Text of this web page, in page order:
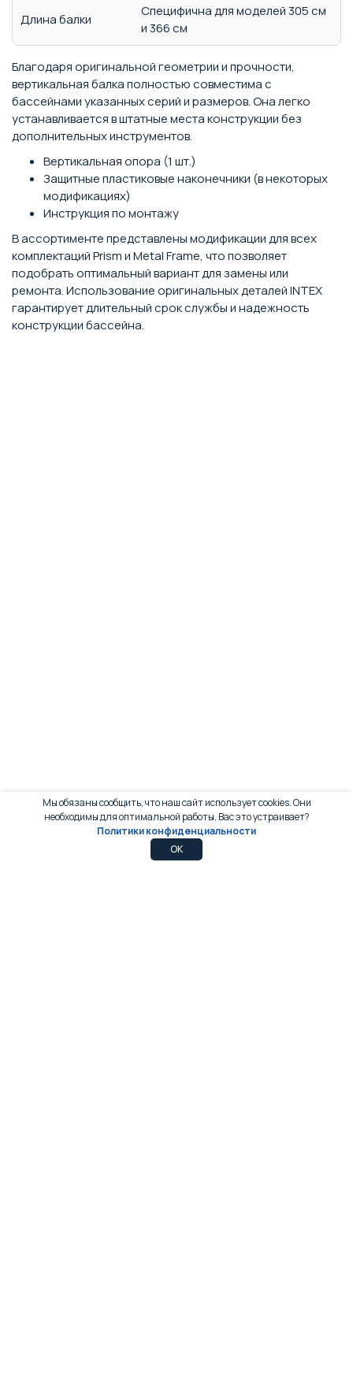
Длина балки
Специфична для моделей 305 см
и 366 см
Благодаря оригинальной геометрии и прочности,
вертикальная балка полностью совместима с
бассейнами указанных серий и размеров. Она легко
устанавливается в штатные места конструкции без
дополнительных инструментов.
Вертикальная опора (1 шт.)
Защитные пластиковые наконечники (в некоторых
модификациях)
Инструкция по монтажу
В ассортименте представлены модификации для всех
комплектаций Prism и Metal Frame, что позволяет
подобрать оптимальный вариант для замены или
ремонта. Использование оригинальных деталей INTEX
гарантирует длительный срок службы и надежность
конструкции бассейна.
Мы обязаны сообщить, что наш сайт использует cookies. Они
необходимы для оптимальной работы. Вас это устраивает?
Политики конфиденциальности
OK